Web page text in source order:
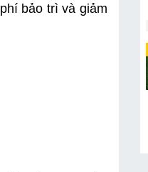
bảo trì và giảm